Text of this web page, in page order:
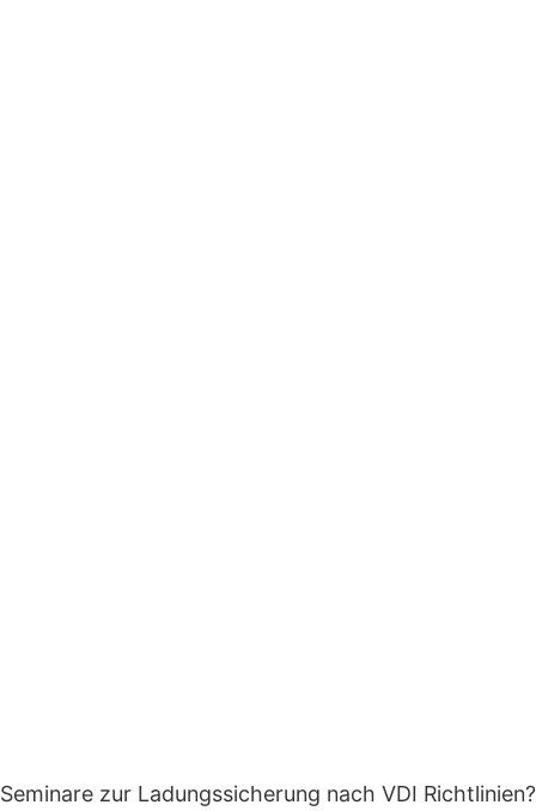
Seminare zur Ladungssicherung nach VDI Richtlinien?